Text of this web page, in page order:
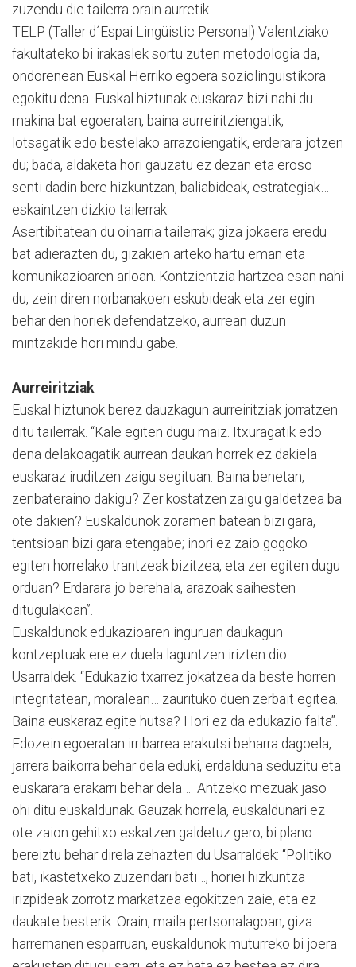
zuzendu die tailerra orain aurretik.
TELP (Taller d´Espai Lingüistic Personal) Valentziako
fakultateko bi irakaslek sortu zuten metodologia da,
ondorenean Euskal Herriko egoera soziolinguistikora
egokitu dena. Euskal hiztunak euskaraz bizi nahi du
makina bat egoeratan, baina aurreiritziengatik,
lotsagatik edo bestelako arrazoiengatik, erderara jotzen
du; bada, aldaketa hori gauzatu ez dezan eta eroso
senti dadin bere hizkuntzan, baliabideak, estrategiak…
eskaintzen dizkio tailerrak.
Asertibitatean du oinarria tailerrak; giza jokaera eredu
bat adierazten du, gizakien arteko hartu eman eta
komunikazioaren arloan. Kontzientzia hartzea esan nahi
du, zein diren norbanakoen eskubideak eta zer egin
behar den horiek defendatzeko, aurrean duzun
mintzakide hori mindu gabe.
Aurreiritziak
Euskal hiztunok berez dauzkagun aurreiritziak jorratzen
ditu tailerrak. “Kale egiten dugu maiz. Itxuragatik edo
dena delakoagatik aurrean daukan horrek ez dakiela
euskaraz iruditzen zaigu segituan. Baina benetan,
zenbateraino dakigu? Zer kostatzen zaigu galdetzea ba
ote dakien? Euskaldunok zoramen batean bizi gara,
tentsioan bizi gara etengabe; inori ez zaio gogoko
egiten horrelako trantzeak bizitzea, eta zer egiten dugu
orduan? Erdarara jo berehala, arazoak saihesten
ditugulakoan”.
Euskaldunok edukazioaren inguruan daukagun
kontzeptuak ere ez duela laguntzen irizten dio
Usarraldek. “Edukazio txarrez jokatzea da beste horren
integritatean, moralean… zaurituko duen zerbait egitea.
Baina euskaraz egite hutsa? Hori ez da edukazio falta”.
Edozein egoeratan irribarrea erakutsi beharra dagoela,
jarrera baikorra behar dela eduki, erdalduna seduzitu eta
euskarara erakarri behar dela… Antzeko mezuak jaso
ohi ditu euskaldunak. Gauzak horrela, euskaldunari ez
ote zaion gehitxo eskatzen galdetuz gero, bi plano
bereiztu behar direla zehazten du Usarraldek: “Politiko
bati, ikastetxeko zuzendari bati…, horiei hizkuntza
irizpideak zorrotz markatzea egokitzen zaie, eta ez
daukate besterik. Orain, maila pertsonalagoan, giza
harremanen esparruan, euskaldunok muturreko bi joera